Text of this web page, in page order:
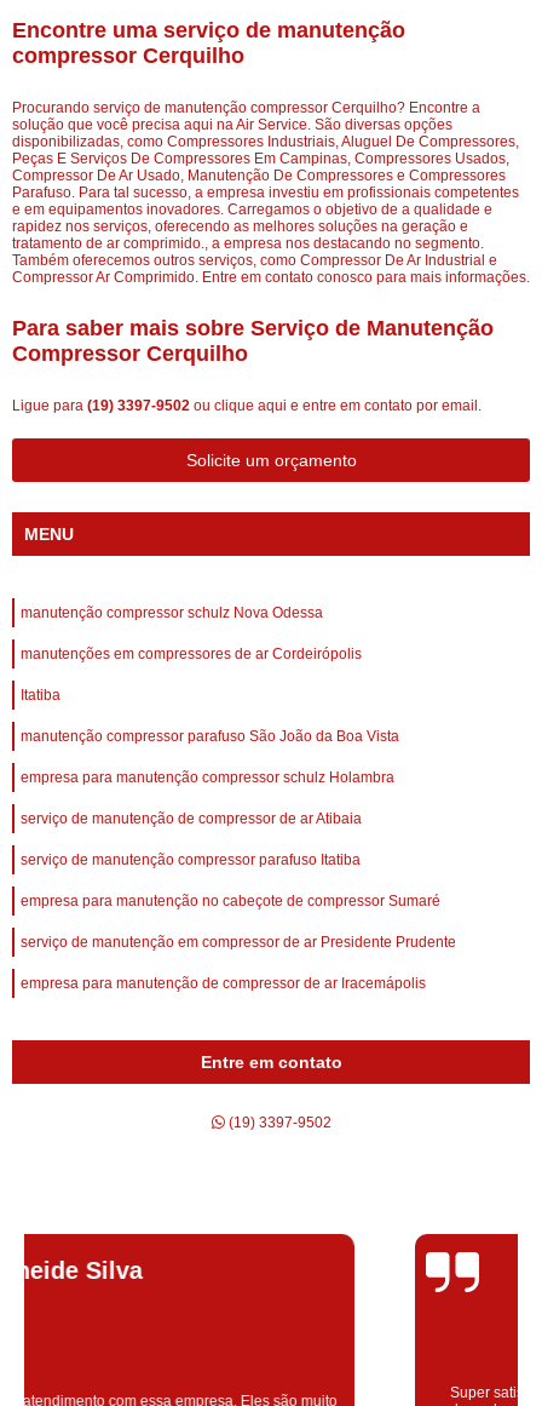
Encontre uma serviço de manutenção
compressor Cerquilho
Procurando serviço de manutenção compressor Cerquilho? Encontre a
solução que você precisa aqui na Air Service. São diversas opções
disponibilizadas, como Compressores Industriais, Aluguel De Compressores,
Peças E Serviços De Compressores Em Campinas, Compressores Usados,
Compressor De Ar Usado, Manutenção De Compressores e Compressores
Parafuso. Para tal sucesso, a empresa investiu em profissionais competentes
e em equipamentos inovadores. Carregamos o objetivo de a qualidade e
rapidez nos serviços, oferecendo as melhores soluções na geração e
tratamento de ar comprimido., a empresa nos destacando no segmento.
Também oferecemos outros serviços, como Compressor De Ar Industrial e
Compressor Ar Comprimido. Entre em contato conosco para mais informações.
Para saber mais sobre Serviço de Manutenção
Compressor Cerquilho
Ligue para (19) 3397-9502 ou clique aqui e entre em contato por email.
Solicite um orçamento
MENU
manutenção compressor schulz Nova Odessa
manutenções em compressores de ar Cordeirópolis
Itatiba
manutenção compressor parafuso São João da Boa Vista
empresa para manutenção compressor schulz Holambra
serviço de manutenção de compressor de ar Atibaia
serviço de manutenção compressor parafuso Itatiba
empresa para manutenção no cabeçote de compressor Sumaré
serviço de manutenção em compressor de ar Presidente Prudente
empresa para manutenção de compressor de ar Iracemápolis
Entre em contato
(19) 3397-9502
Silvana Alves
Super satisfeita com o serviço prestado, atendimento muito bom!